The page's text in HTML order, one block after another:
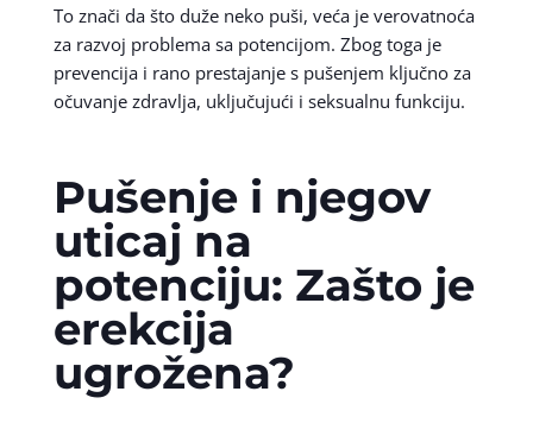
To znači da što duže neko puši, veća je verovatnoća
za razvoj problema sa potencijom. Zbog toga je
prevencija i rano prestajanje s pušenjem ključno za
očuvanje zdravlja, uključujući i seksualnu funkciju.
Pušenje i njegov
uticaj na
potenciju: Zašto je
erekcija
ugrožena?